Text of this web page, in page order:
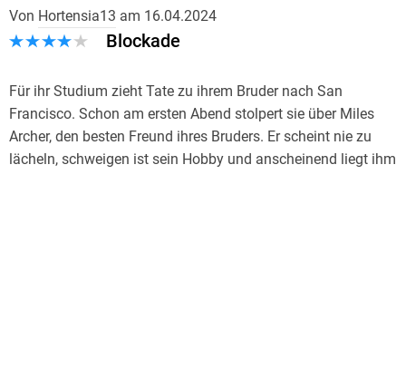
Von Hortensia13 am 16.04.2024
Blockade
Für ihr Studium zieht Tate zu ihrem Bruder nach San
Francisco. Schon am ersten Abend stolpert sie über Miles
Archer, den besten Freund ihres Bruders. Er scheint nie zu
lächeln, schweigen ist sein Hobby und anscheinend liegt ihm